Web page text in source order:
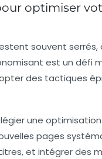
optimiser
souvent serrés,
est un défi
des tactiques
une
pages
et intégrer des